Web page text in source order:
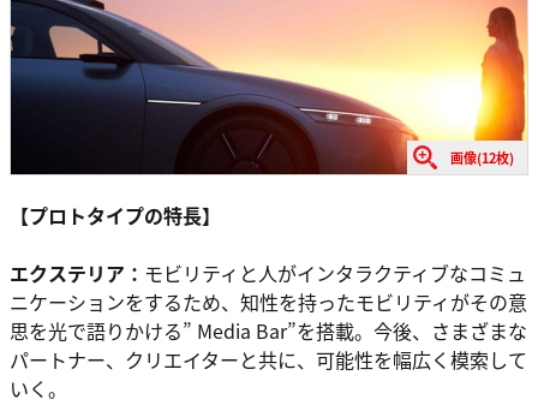
画像(12枚)
【プロトタイプの特長】
エクステリア： モビリティと人がインタラクティブなコミュ
ニケーションをするため、知性を持ったモビリティがその意
思を光で語りかける” Media Bar”を搭載。今後、さまざまな
パートナー、クリエイターと共に、可能性を幅広く模索して
いく。